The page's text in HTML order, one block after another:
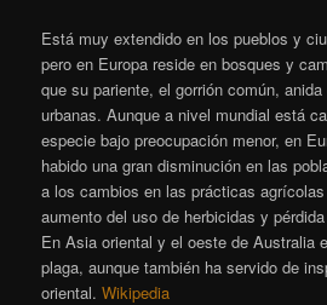
Está muy extendido en los pueblos y
pero en Europa reside en bosques y
que su pariente, el gorrión común,
urbanas. Aunque a nivel mundial está
especie bajo preocupación menor, en
habido una gran disminución en las
a los cambios en las prácticas
aumento del uso de herbicidas y
En Asia oriental y el oeste de Australia
plaga, aunque también ha servido de
oriental.Wikipedia